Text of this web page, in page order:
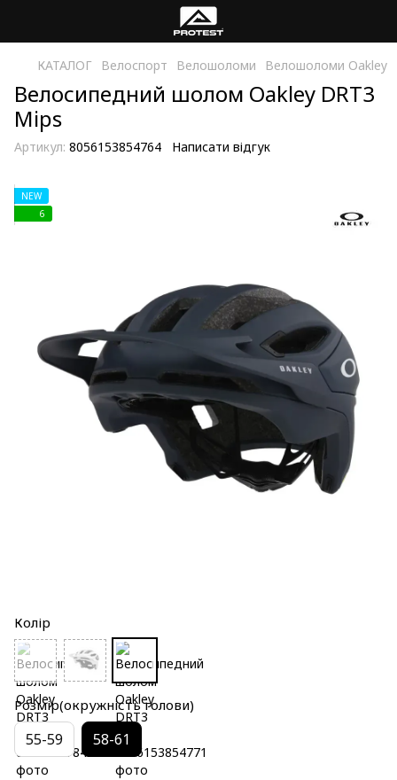
КАТАЛОГ Велоспорт Велошоломи Велошоломи Oakley
Велосипедний шолом Oakley DRT3
Mips
Артикул: 8056153854764 Написати відгук
NEW
6
Колір
Розмір(окружність голови)
55-59 58-61